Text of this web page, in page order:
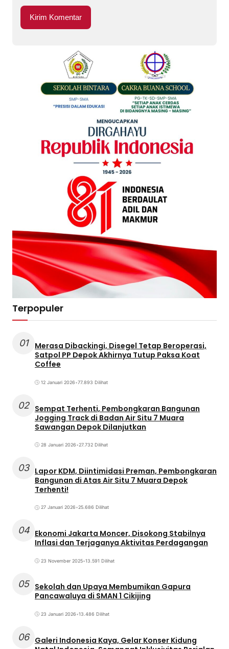
Terpopuler
01
Merasa Dibackingi, Disegel Tetap Beroperasi,
Satpol PP Depok Akhirnya Tutup Paksa Koat
Coffee
12 Januari 2026•77.893 Dilihat
02 Sempat Terhenti, Pembongkaran Bangunan
Jogging Track di Badan Air Situ 7 Muara
Sawangan Depok Dilanjutkan
28 Januari 2026•27.732 Dilihat
03 Lapor KDM, Diintimidasi Preman, Pembongkaran
Bangunan di Atas Air Situ 7 Muara Depok
Terhenti!
27 Januari 2026•25.686 Dilihat
04 Ekonomi Jakarta Moncer, Disokong Stabilnya
Inflasi dan Terjaganya Aktivitas Perdagangan
23 November 2025•13.591 Dilihat
05 Sekolah dan Upaya Membumikan Gapura
Pancawaluya di SMAN 1 Cikijing
23 Januari 2026•13.486 Dilihat
06 Galeri Indonesia Kaya, Gelar Konser Kidung